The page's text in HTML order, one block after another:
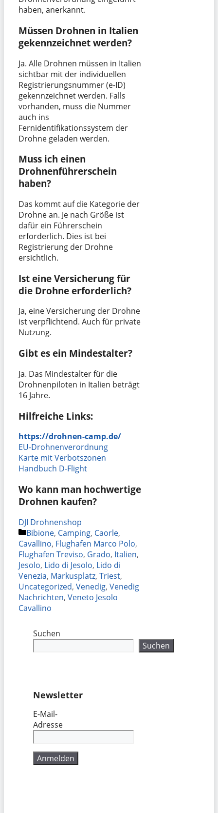
haben, anerkannt.
Müssen Drohnen in Italien
gekennzeichnet werden?
Ja. Alle Drohnen müssen in Italien
sichtbar mit der individuellen
Registrierungsnummer (e-ID)
gekennzeichnet werden. Falls
vorhanden, muss die Nummer
auch ins
Fernidentifikationssystem der
Drohne geladen werden.
Muss ich einen
Drohnenführerschein
haben?
Das kommt auf die Kategorie der
Drohne an. Je nach Größe ist
dafür ein Führerschein
erforderlich. Dies ist bei
Registrierung der Drohne
ersichtlich.
Ist eine Versicherung für
die Drohne erforderlich?
Ja, eine Versicherung der Drohne
ist verpflichtend. Auch für private
Nutzung.
Gibt es ein Mindestalter?
Ja. Das Mindestalter für die
Drohnenpiloten in Italien beträgt
16 Jahre.
Hilfreiche Links:
https://drohnen-camp.de/
EU-Drohnenverordnung
Karte mit Verbotszonen
Handbuch D-Flight
Wo kann man hochwertige
Drohnen kaufen?
DJI Drohnenshop
Kategorien
Bibione, Camping, Caorle,
Cavallino, Flughafen Marco Polo,
Flughafen Treviso, Grado, Italien,
Jesolo, Lido di Jesolo, Lido di
Venezia, Markusplatz, Triest,
Uncategorized, Venedig, Venedig
Nachrichten, Veneto Jesolo
Cavallino
Suchen
Suchen
Newsletter
E-Mail-
Adresse